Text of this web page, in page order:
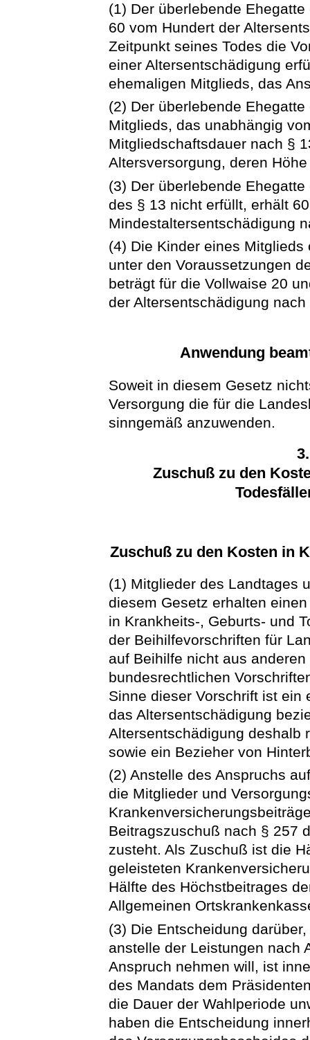
(1) Der überlebende
60 vom Hundert der
Zeitpunkt seines Todes die
einer Altersentschädigung
ehemaligen Mitglieds, das
(2) Der überlebende
Mitglieds, das unabhängig
Mitgliedschaftsdauer nach §
Altersversorgung, deren
(3) Der überlebende
des § 13 nicht erfüllt, erhält
Mindestaltersentschädigung
(4) Die Kinder eines
unter den Voraussetzungen
beträgt für die Vollwaise 20
der Altersentschädigung
Anwendung
Soweit in diesem Gesetz
Versorgung die für die
sinngemäß anzuwenden.
Zuschuß zu den
Zuschuß zu den Kosten in
(1) Mitglieder des Landtages
diesem Gesetz erhalten
in Krankheits-, Geburts- und
der Beihilfevorschriften für
auf Beihilfe nicht aus
bundesrechtlichen
Sinne dieser Vorschrift ist
das Altersentschädigung
Altersentschädigung deshalb
sowie ein Bezieher von
(2) Anstelle des Anspruchs
die Mitglieder und
Beitragszuschuß nach § 257
zusteht. Als Zuschuß ist die
geleisteten
Hälfte des Höchstbeitrages
Allgemeinen
(3) Die Entscheidung
anstelle der Leistungen nach
Anspruch nehmen will, ist
des Mandats dem
die Dauer der Wahlperiode
haben die Entscheidung